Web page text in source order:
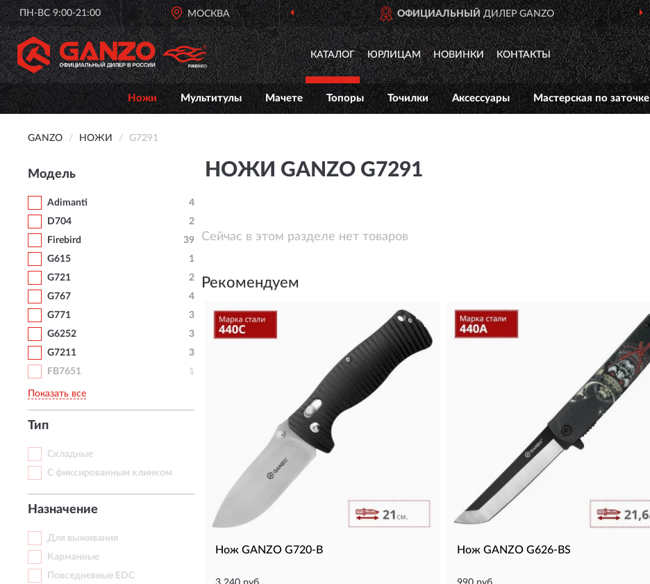
ПН-ВС 9:00-21:00 МОСКВА ОФИЦИАЛЬНЫЙДИЛЕР GANZO
КАТАЛОГ ЮРЛИЦАМ НОВИНКИ КОНТАКТЫ
Ножи Мультитулы Мачете Топоры Точилки Аксессуары Мастерская по заточке
GANZO НОЖИ G7291
Модель
Adimanti
4
D704
2
Firebird
39
G615
1
G721
2
G767
4
G771
3
G6252
3
G7211
3
FB7651
1
Показать все
Тип
Складные
С фиксированным клинком
Назначение
Для выживания
Карманные
Повседневные EDC
НОЖИ GANZO G7291
Сейчас в этом разделе нет товаров
Рекомендуем
Нож GANZO G720-B Нож GANZO G626-BS